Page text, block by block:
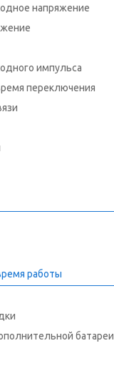
напряжение
импульса
переключения
работы
батареи